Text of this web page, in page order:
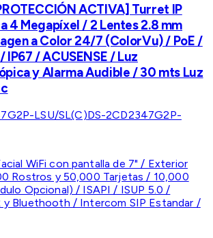
ACTIVA] Turret IP
4 Megapíxel / 2 Lentes 2.8 mm
a Color 24/7 (ColorVu) / PoE /
IP67 / ACUSENSE / Luz
y Alarma Audible / 30 mts Luz
LSU/SL(C)DS-2CD2347G2P-